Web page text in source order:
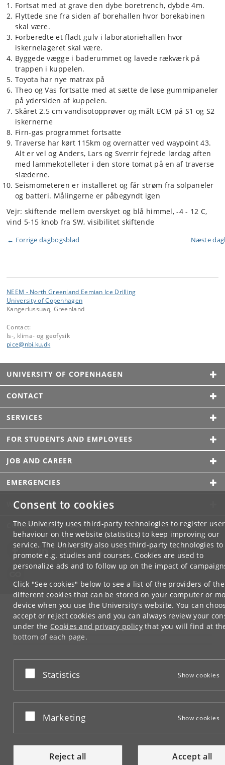
Consent to cookies
The University uses third-party technologies to register user
behaviour on the website (statistics) to keep improving our
service. The University also uses third-party technologies to
promote e.g. studies and courses. Cookies are used to
personalize ads and to follow up on the impact of
Click "See cookies" below to see a list of the providers of the
different cookies that can be stored on your computer or
device when you use the University's website. You can
accept or reject cookies and you can always review your
under the Cookies and privacy policythat you will find at
bottom of each page.
Accept or reject
Statistics Show cookies
Accept or reject
Marketing Show cookies
Reject all Accept all
Fortsat med at grave den dybe boretrench, dybde 4m.
Flyttede sne fra siden af borehallen hvor borekabinen
skal være.
Forberedte et fladt gulv i laboratoriehallen hvor
iskernelageret skal være.
Byggede vægge i baderummet og lavede rækværk på
trappen i kuppelen.
Toyota har nye matrax på
Theo og Vas fortsatte med at sætte de løse gummipaneler
på ydersiden af kuppelen.
Skåret 2.5 cm vandisotopprøver og målt ECM på S1 og S2
iskernerne
Firn-gas programmet fortsatte
Traverse har kørt 115km og overnatter ved waypoint 43.
Alt er vel og Anders, Lars og Sverrir fejrede lørdag aften
med lammekotelleter i den store tomat på en af traverse
slæderne.
Seismometeren er installeret og får strøm fra solpaneler
og batteri. Målingerne er påbegyndt igen
Vejr: skiftende mellem overskyet og blå himmel, -4 - 12 C,
vind 5-15 knob fra SW, visibilitet skiftende
← Forrige dagbogsblad Næste
NEEM - North Greenland Eemian Ice Drilling
University of Copenhagen
Kangerlussuaq, Greenland
Contact:
Is-, klima- og geofysik
pice@nbi.ku.dk
UNIVERSITY OF COPENHAGEN
CONTACT
SERVICES
FOR STUDENTS AND EMPLOYEES
JOB AND CAREER
EMERGENCIES
WEB
CONNECT WITH UCPH